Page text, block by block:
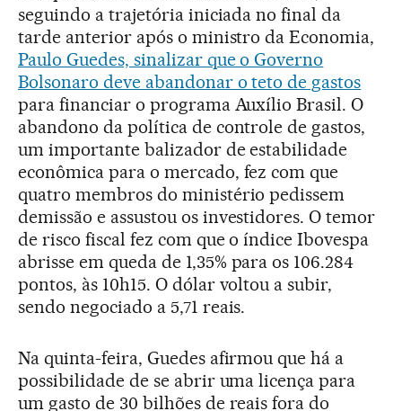
seguindo a trajetória iniciada no final da
tarde anterior após o ministro da Economia,
Paulo Guedes, sinalizar que o Governo
Bolsonaro deve abandonar o teto de gastos
para financiar o programa Auxílio Brasil. O
abandono da política de controle de gastos,
um importante balizador de estabilidade
econômica para o mercado, fez com que
quatro membros do ministério pedissem
demissão e assustou os investidores. O temor
de risco fiscal fez com que o índice Ibovespa
abrisse em queda de 1,35% para os 106.284
pontos, às 10h15. O dólar voltou a subir,
sendo negociado a 5,71 reais.
Na quinta-feira, Guedes afirmou que há a
possibilidade de se abrir uma licença para
um gasto de 30 bilhões de reais fora do